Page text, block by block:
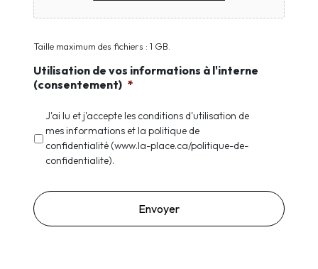
Taille maximum des fichiers : 1 GB.
Utilisation de vos informations à l'interne
(consentement) *
J'ai lu et j'accepte les conditions d'utilisation de
mes informations et la politique de
confidentialité (www.la-place.ca/politique-de-
confidentialite).